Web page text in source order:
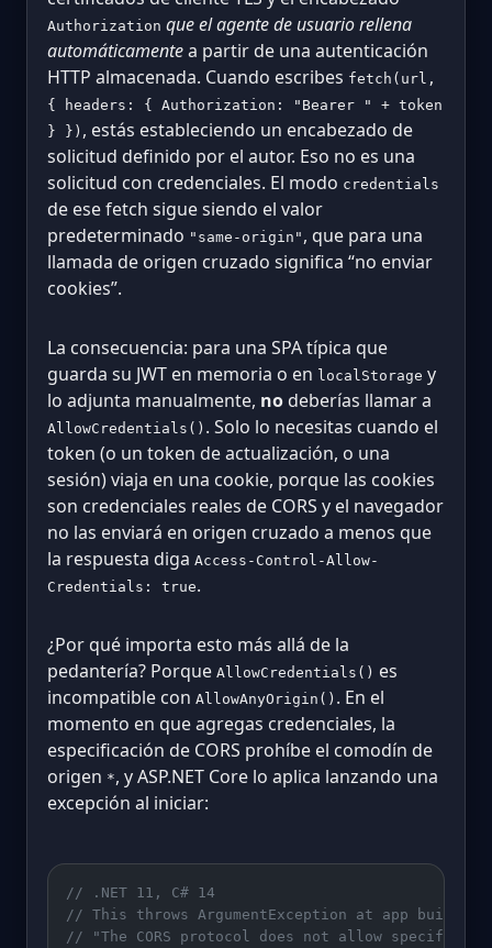
Authorization que el agente de usuario rellena
automáticamentea partir de una autenticación
HTTP almacenada. Cuando escribes fetch(url,
{ headers: { Authorization: "Bearer " + token
} }) , estás estableciendo un encabezado de
solicitud definido por el autor. Eso no es una
solicitud con credenciales. El modo credentials
de ese fetch sigue siendo el valor
predeterminado "same-origin" , que para una
llamada de origen cruzado significa “no enviar
cookies”.
La consecuencia: para una SPA típica que
guarda su JWT en memoria o en localStorage y
lo adjunta manualmente, no deberías llamar a
AllowCredentials() . Solo lo necesitas cuando el
token (o un token de actualización, o una
sesión) viaja en una cookie, porque las cookies
son credenciales reales de CORS y el navegador
no las enviará en origen cruzado a menos que
la respuesta diga Access-Control-Allow-
Credentials: true.
¿Por qué importa esto más allá de la
pedantería? Porque AllowCredentials() es
incompatible con AllowAnyOrigin() . En el
momento en que agregas credenciales, la
especificación de CORS prohíbe el comodín de
origen *, y ASP.NET Core lo aplica lanzando una
excepción al iniciar:
// .NET 11, C# 14
// This throws ArgumentException at app build
// "The CORS protocol does not allow